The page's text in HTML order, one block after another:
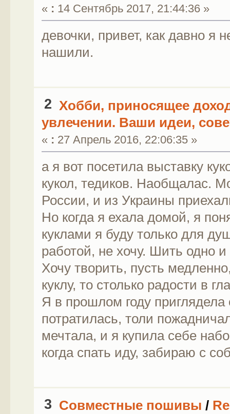
« : 14 Сентябрь 2017, 21:44:36 »
девочки, привет, как давно я
нашили.
2 Хобби, приносящее
увлечении. Ваши идеи,
« : 27 Апрель 2016, 22:06:35 »
а я вот посетила выставку
кукол, тедиков. Наобщалас.
России, и из Украины
Но когда я ехала домой, я
куклами я буду только для
работой, не хочу. Шить одно
Хочу творить, пусть
куклу, то столько радости в
Я в прошлом году приглядела
потратилась, толи
мечтала, и я купила себе
когда спать иду, забираю с
3 Совместные пошивы /